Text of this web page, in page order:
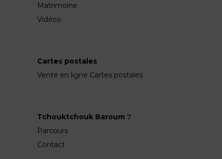
Matrimoine
Vidéos
Cartes postales
Vente en ligne Cartes postales
Tchouktchouk Baroum ?
Parcours
Contact